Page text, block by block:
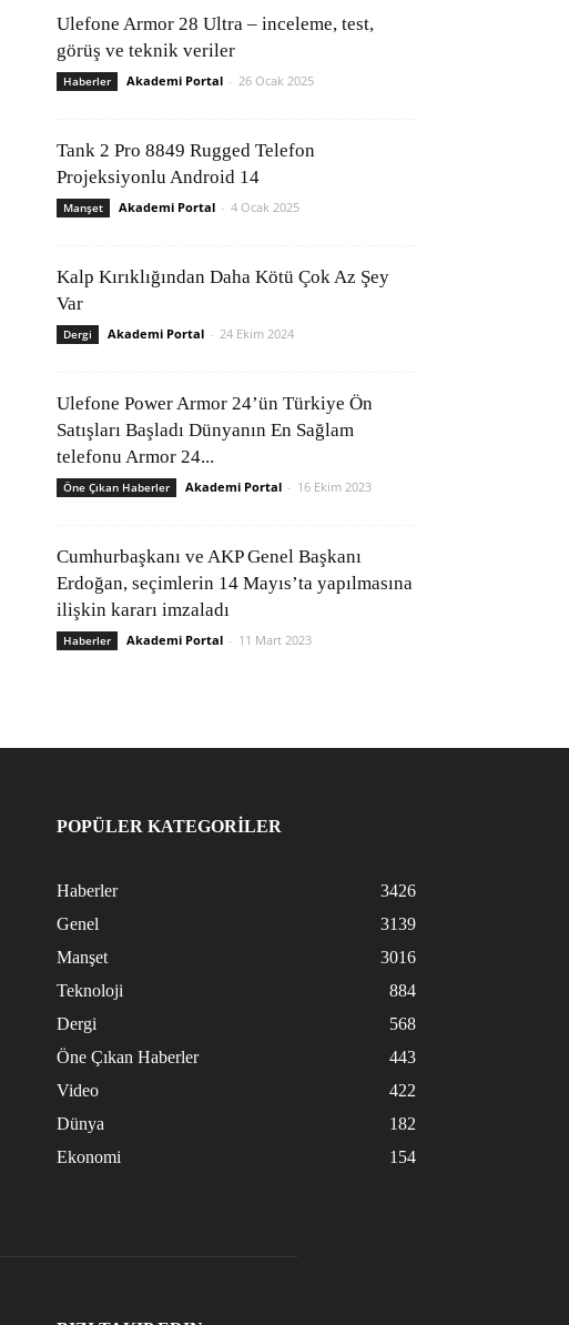
Ulefone Armor 28 Ultra – inceleme, test,
görüş ve teknik veriler
Haberler Akademi Portal - 26 Ocak 2025
Tank 2 Pro 8849 Rugged Telefon
Projeksiyonlu Android 14
Manşet Akademi Portal - 4 Ocak 2025
Kalp Kırıklığından Daha Kötü Çok Az Şey
Var
Dergi Akademi Portal - 24 Ekim 2024
Ulefone Power Armor 24’ün Türkiye Ön
Satışları Başladı Dünyanın En Sağlam
telefonu Armor 24...
Öne Çıkan Haberler Akademi Portal - 16 Ekim 2023
Cumhurbaşkanı ve AKP Genel Başkanı
Erdoğan, seçimlerin 14 Mayıs’ta yapılmasına
ilişkin kararı imzaladı
Haberler Akademi Portal - 11 Mart 2023
POPÜLER KATEGORİLER
Haberler
3426
Genel
3139
Manşet
3016
Teknoloji
884
Dergi
568
Öne Çıkan Haberler
443
Video
422
Dünya
182
Ekonomi
154